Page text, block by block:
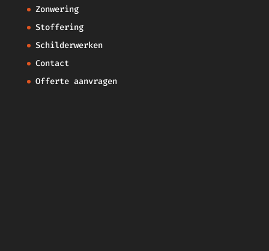
Zonwering
Stoffering
Schilderwerken
Contact
Offerte aanvragen